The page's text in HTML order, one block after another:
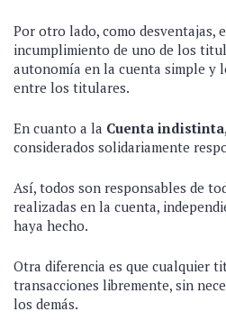
Por otro lado, como desventajas,
incumplimiento de uno de los
autonomía en la cuenta simple y
entre los titulares.
En cuanto a la Cuenta indistinta
considerados solidariamente
Así, todos son responsables de
realizadas en la cuenta,
haya hecho.
Otra diferencia es que cualquier
transacciones libremente, sin
los demás.